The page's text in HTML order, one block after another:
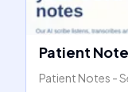
Patient
Patient Notes -